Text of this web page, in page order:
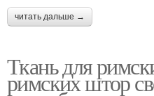
читать дальше →
Ткань для
римских штор